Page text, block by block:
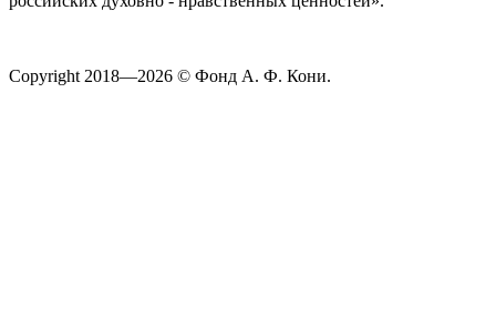
Copyright 2018—2026 © Фонд А. Ф. Кони.